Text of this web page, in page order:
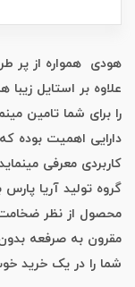
هودی همواره از پر
علاوه بر استایل
را برای شما تامین
دارایی اهمیت بوده
کاربردی معرفی
گروه تولید آریا
مقرون به صرفعه
شما را در یک خرید